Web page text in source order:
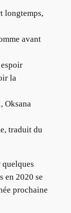
longtemps,
avant
la
Oksana
traduit du
en 2020 se
prochaine